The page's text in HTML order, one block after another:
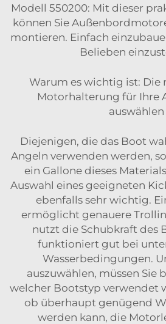
Modell 550200: Mit dieser
können Sie
montieren. Einfach
Belieben
Warum es wichtig ist: Die
Motorhalterung für Ihre
auswählen
Diejenigen, die das Boot
Angeln verwenden werden,
ein Gallone dieses
Auswahl eines geeigneten
ebenfalls sehr wichtig.
ermöglicht genauere
nutzt die Schubkraft des
funktioniert gut bei
Wasserbedingungen.
auszuwählen, müssen Sie
welcher Bootstyp verwendet
ob überhaupt genügend
werden kann, die